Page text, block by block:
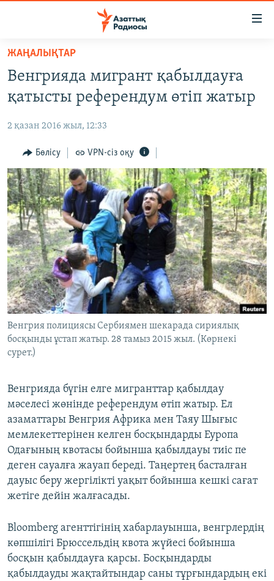
Skip
main
content
to
Navigation
Skip
to
Search
САЯСАТ
ҚАҢТАР ОҚИҒАСЫ
АДАМ ҚҰҚЫҚТАРЫ
ӘЛЕУМЕТ
ӘЛЕМ
АРНАЙЫ ЖОБАЛАР
Русский
ЖАЗЫЛЫҢЫЗ
Басқа тілдерде
ЖАҢАЛЫҚТАР
Венгрияда мигрант қабылдауға
қатысты референдум өтіп жатыр
2 қазан 2016 жыл, 12:33
Бөлісу VPN-сіз оқу
Венгрия полициясы Сербиямен шекарада сириялық
босқынды ұстап жатыр. 28 тамыз 2015 жыл. (Көрнекі
сурет.)
Венгрияда бүгін елге мигранттар қабылдау
мәселесі жөнінде референдум өтіп жатыр. Ел
азаматтары Венгрия Африка мен Таяу Шығыс
мемлекеттерінен келген босқындарды Еуропа
Одағының квотасы бойынша қабылдауы тиіс пе
деген сауалға жауап береді. Таңертең басталған
дауыс беру жергілікті уақыт бойынша кешкі сағат
жетіге дейін жалғасады.
Bloomberg агенттігінің хабарлауынша, венгрлердің
көпшілігі Брюссельдің квота жүйесі бойынша
босқын қабылдауға қарсы. Босқындарды
қабылдауды жақтайтындар саны тұрғындардың екі